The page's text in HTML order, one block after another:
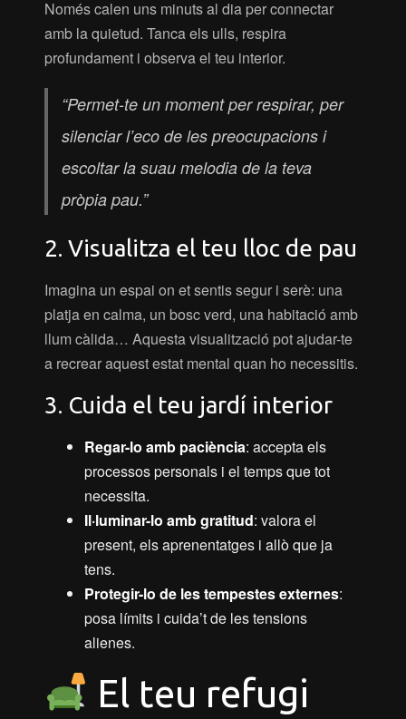
Només calen uns minuts al dia per connectar
amb la quietud. Tanca els ulls, respira
profundament i observa el teu interior.
“Permet-te un moment per respirar, per
silenciar l’eco de les preocupacions i
escoltar la suau melodia de la teva
pròpia pau.”
2. Visualitza el teu lloc de pau
Imagina un espai on et sentis segur i serè: una
platja en calma, un bosc verd, una habitació amb
llum càlida… Aquesta visualització pot ajudar-te
a recrear aquest estat mental quan ho necessitis.
3. Cuida el teu jardí interior
Regar-lo amb paciència: accepta els
processos personals i el temps que tot
necessita.
Il·luminar-lo amb gratitud: valora el
present, els aprenentatges i allò que ja
tens.
Protegir-lo de les tempestes externes:
posa límits i cuida’t de les tensions
alienes.
El teu refugi